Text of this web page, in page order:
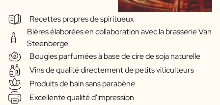
Recettes propres de spiritueux
Bières élaborées en collaboration avec la brasserie Van
Steenberge
Bougies parfumées à base de cire de soja naturelle
Vins de qualité directement de petits viticulteurs
Produits de bain sans parabène
Excellente qualité d'impression